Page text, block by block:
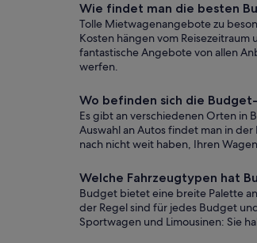
Wie findet man die besten
Tolle Mietwagenangebote zu
Kosten hängen vom
fantastische Angebote von allen
werfen.
Wo befinden sich die
Es gibt an verschiedenen Orten in
Auswahl an Autos findet man in
nach nicht weit haben, Ihren
Welche Fahrzeugtypen hat
Budget bietet eine breite Palette
der Regel sind für jedes Budget
Sportwagen und Limousinen: Sie